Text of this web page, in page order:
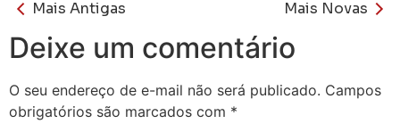
Mais Antigas Mais Novas
Deixe um comentário
O seu endereço de e-mail não será publicado. Campos
obrigatórios são marcados com *